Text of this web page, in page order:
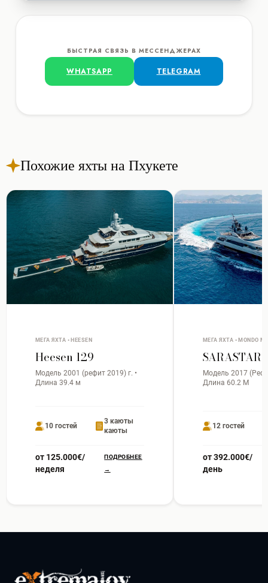
БЫСТРАЯ СВЯЗЬ В МЕССЕНДЖЕРАХ
WHATSAPP TELEGRAM
Похожие яхты на Пхукете
МЕГА ЯХТА • HEESEN
Heesen 129
Модель 2001 (рефит 2019) г. •
Длина 39.4 м
10 гостей
3 каюты
каюты
от 125.000€/
неделя
ПОДРОБНЕЕ
→
МЕГА ЯХТА • MONDO
SARASTAR
Модель 2017
Длина 60.2 М
12 гостей
от 392.000€/
день